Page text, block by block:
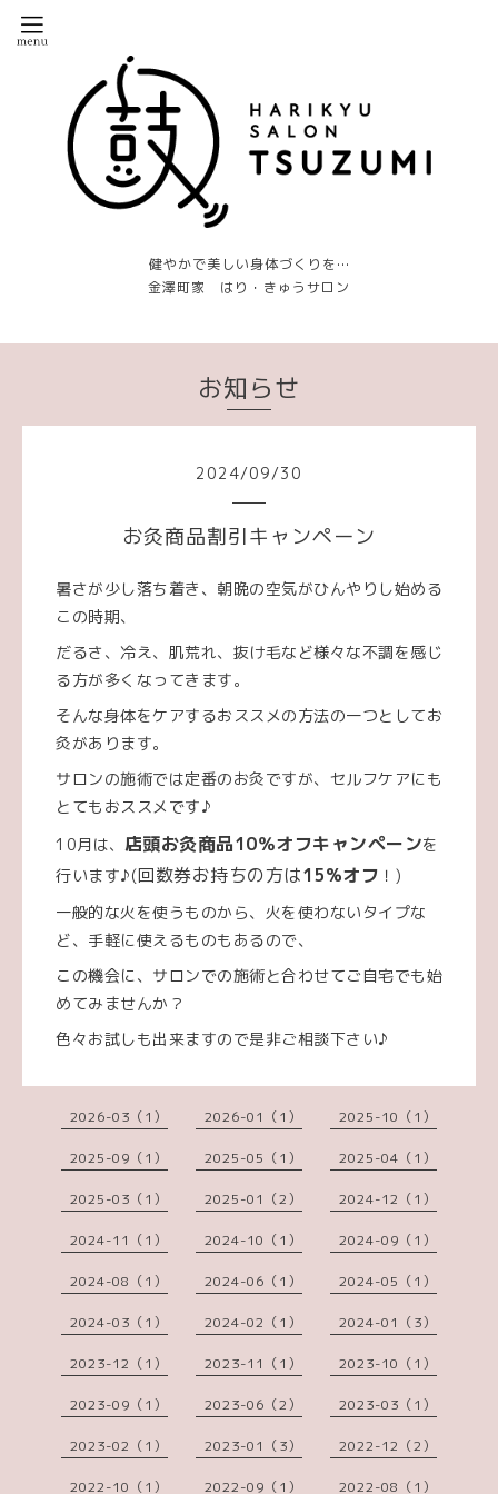
健やかで美しい身体づくりを…
金澤町家 はり・きゅうサロン
お知らせ
2024/09/30
お灸商品割引キャンペーン
暑さが少し落ち着き、朝晩の空気がひんやりし始める
この時期、
だるさ、冷え、肌荒れ、抜け毛など様々な不調を感じ
る方が多くなってきます。
そんな身体をケアするおススメの方法の一つとしてお
灸があります。
サロンの施術では定番のお灸ですが、セルフケアにも
とてもおススメです♪
10月は、 店頭お灸商品10％オフキャンペーンを
行います♪(回数券お持ちの方は15%オフ ！)
一般的な火を使うものから、火を使わないタイプな
ど、手軽に使えるものもあるので、
この機会に、サロンでの施術と合わせてご自宅でも始
めてみませんか？
色々お試しも出来ますので是非ご相談下さい♪
2026-03（1） 2026-01（1） 2025-10（1）
2025-09（1） 2025-05（1） 2025-04（1）
2025-03（1） 2025-01（2） 2024-12（1）
2024-11（1） 2024-10（1） 2024-09（1）
2024-08（1） 2024-06（1） 2024-05（1）
2024-03（1） 2024-02（1） 2024-01（3）
2023-12（1） 2023-11（1） 2023-10（1）
2023-09（1） 2023-06（2） 2023-03（1）
2023-02（1） 2023-01（3） 2022-12（2）
2022-10（1） 2022-09（1） 2022-08（1）